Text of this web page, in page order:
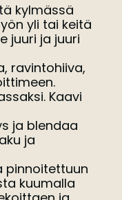
kylmässä
yli tai keitä
juuri ja juuri
ravintohiiva,
Kaavi
ja blendaa
ja
pinnoitettuun
kuumalla